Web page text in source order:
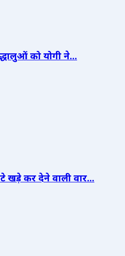
को योगी ने...
खड़े कर देने वाली वार...